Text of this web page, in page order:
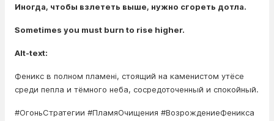
Иногда, чтобы взлететь выше, нужно сгореть дотла.
Sometimes you must burn to rise higher.
Alt-text:
Феникс в полном пламені, стоящий на каменистом утёсе
среди пепла и тёмного неба, сосредоточенный и спокойный.
#ОгоньСтратегии #ПламяОчищения #ВозрождениеФеникса